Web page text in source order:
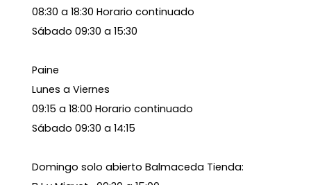
08:30 a 18:30 Horario continuado
Sábado 09:30 a 15:30
Paine
Lunes a Viernes
09:15 a 18:00 Horario continuado
Sábado 09:30 a 14:15
Domingo solo abierto Balmaceda Tienda: